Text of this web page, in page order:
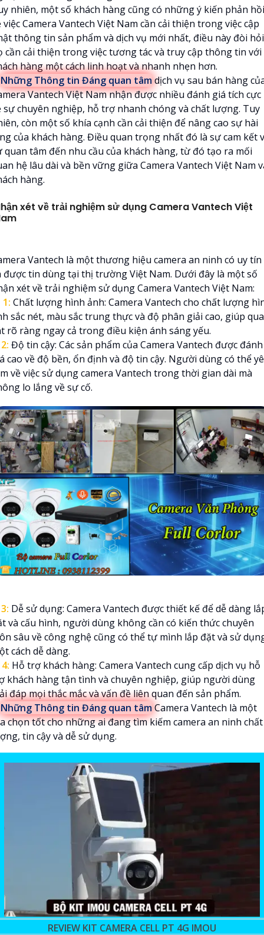
nhiên, một số khách hàng cũng có những ý kiến phản hồi
việc Camera Vantech Việt Nam cần cải thiện trong việc cập
thông tin sản phẩm và dịch vụ mới nhất, điều này đòi hỏi
cần cải thiện trong việc tương tác và truy cập thông tin với
hàng một cách linh hoạt và nhanh nhẹn hơn.
Những Thông tin Đáng quan tâmdịch vụ sau bán hàng
Vantech Việt Nam nhận được nhiều đánh giá tích cực
sự chuyên nghiệp, hỗ trợ nhanh chóng và chất lượng. Tuy
còn một số khía cạnh cần cải thiện để nâng cao sự hài
của khách hàng. Điều quan trọng nhất đó là sự cam kết
quan tâm đến nhu cầu của khách hàng, từ đó tạo ra mối
hệ lâu dài và bền vững giữa Camera Vantech Việt Nam
hàng.
xét về trải nghiệm sử dụng Camera Vantech Việt
Vantech là một thương hiệu camera an ninh có uy tín
được tin dùng tại thị trường Việt Nam. Dưới đây là một số
xét về trải nghiệm sử dụng Camera Vantech Việt Nam:
1: Chất lượng hình ảnh: Camera Vantech cho chất lượng
sắc nét, màu sắc trung thực và độ phân giải cao, giúp
rõ ràng ngay cả trong điều kiện ánh sáng yếu.
2: Độ tin cậy: Các sản phẩm của Camera Vantech được đánh
cao về độ bền, ổn định và độ tin cậy. Người dùng có thể
về việc sử dụng camera Vantech trong thời gian dài mà
lo lắng về sự cố.
3: Dễ sử dụng: Camera Vantech được thiết kế để dễ dàng
và cấu hình, người dùng không cần có kiến thức chuyên
sâu về công nghệ cũng có thể tự mình lắp đặt và sử
cách dễ dàng.
4: Hỗ trợ khách hàng: Camera Vantech cung cấp dịch vụ hỗ
khách hàng tận tình và chuyên nghiệp, giúp người dùng
đáp mọi thắc mắc và vấn đề liên quan đến sản phẩm.
Những Thông tin Đáng quan tâmCamera Vantech là một
chọn tốt cho những ai đang tìm kiếm camera an ninh chất
tin cậy và dễ sử dụng.
REVIEW KIT CAMERA CELL PT 4G IMOU